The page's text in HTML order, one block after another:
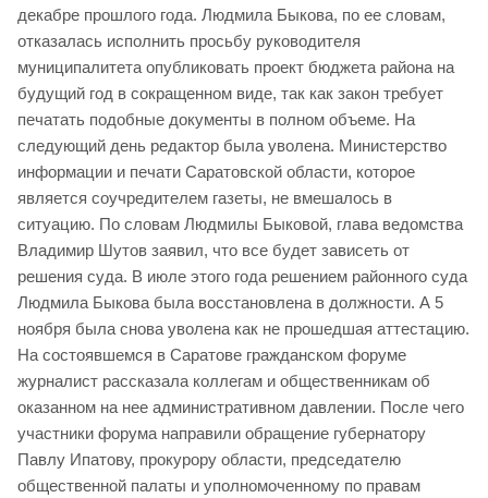
декабре прошлого года. Людмила Быкова, по ее словам,
отказалась исполнить просьбу руководителя
муниципалитета опубликовать проект бюджета района на
будущий год в сокращенном виде, так как закон требует
печатать подобные документы в полном объеме. На
следующий день редактор была уволена. Министерство
информации и печати Саратовской области, которое
является соучредителем газеты, не вмешалось в
ситуацию. По словам Людмилы Быковой, глава ведомства
Владимир Шутов заявил, что все будет зависеть от
решения суда. В июле этого года решением районного суда
Людмила Быкова была восстановлена в должности. А 5
ноября была снова уволена как не прошедшая аттестацию.
На состоявшемся в Саратове гражданском форуме
журналист рассказала коллегам и общественникам об
оказанном на нее административном давлении. После чего
участники форума направили обращение губернатору
Павлу Ипатову, прокурору области, председателю
общественной палаты и уполномоченному по правам